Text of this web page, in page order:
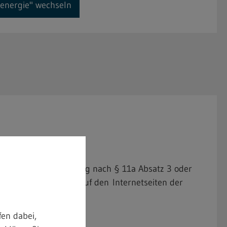
wechseln
mit Zulassung nach § 11a Absatz 3 oder
zentral auf den Internetseiten der
dabei,